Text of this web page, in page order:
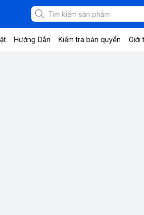
Hướng Dẫn Kiểm tra bản quyền Giới